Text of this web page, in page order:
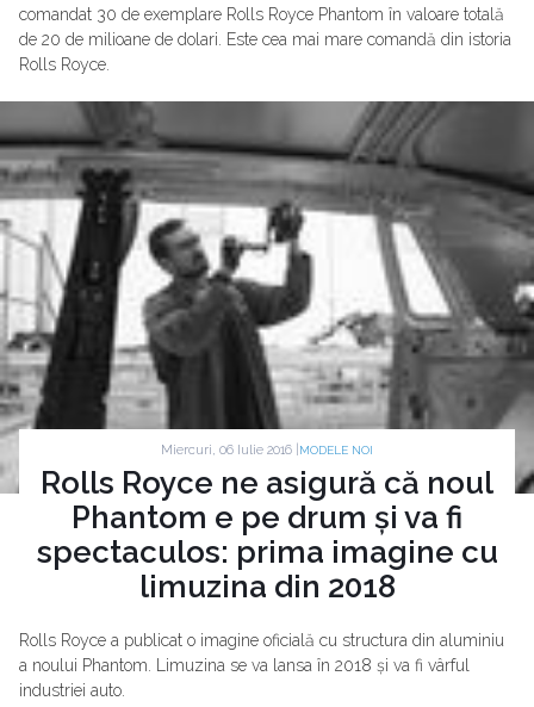
comandat 30 de exemplare Rolls Royce Phantom în valoare totală
de 20 de milioane de dolari. Este cea mai mare comandă din istoria
Rolls Royce.
Miercuri, 06 Iulie 2016 | MODELE NOI
Rolls Royce ne asigură că noul
Phantom e pe drum și va fi
spectaculos: prima imagine cu
limuzina din 2018
Rolls Royce a publicat o imagine oficială cu structura din aluminiu
a noului Phantom. Limuzina se va lansa în 2018 și va fi vârful
industriei auto.